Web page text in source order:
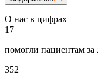
О нас в цифрах
17
помогли пациентам за
352